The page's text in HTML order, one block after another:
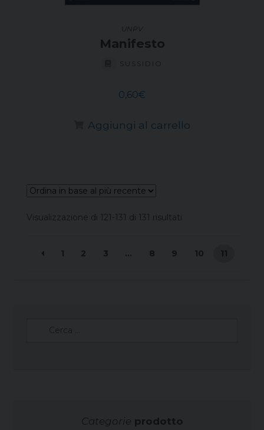
UNPV
Manifesto
SUSSIDIO
0,60€
Aggiungi al carrello
Visualizzazione di 121-131 di 131 risultati
1 2 3 … 8 9 10
Categorie prodotto